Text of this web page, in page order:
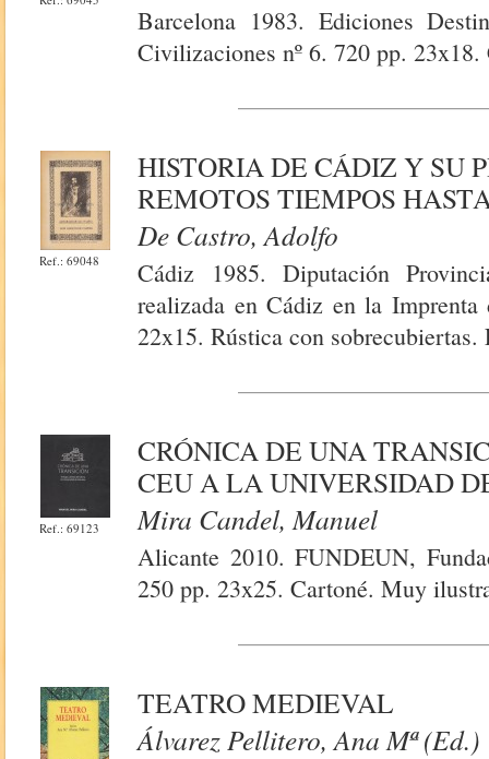
Barcelona 1983. Ediciones
Civilizaciones nº 6. 720 pp.
Ref.: 69048
HISTORIA DE CÁDIZ Y SU
REMOTOS TIEMPOS
De Castro, Adolfo
Cádiz 1985. Diputación
realizada en Cádiz en la
22x15. Rústica con
Ref.: 69123
CRÓNICA DE UNA
CEU A LA UNIVERSIDAD
Mira Candel, Manuel
Alicante 2010. FUNDEUN,
250 pp. 23x25. Cartoné. Muy
TEATRO MEDIEVAL
Álvarez Pellitero, Ana Mª (Ed.)